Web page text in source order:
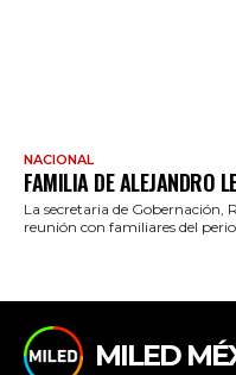
NACIONAL
FAMILIA DE ALEJANDRO
La secretaria de Gobernación,
reunión con familiares del
MILED